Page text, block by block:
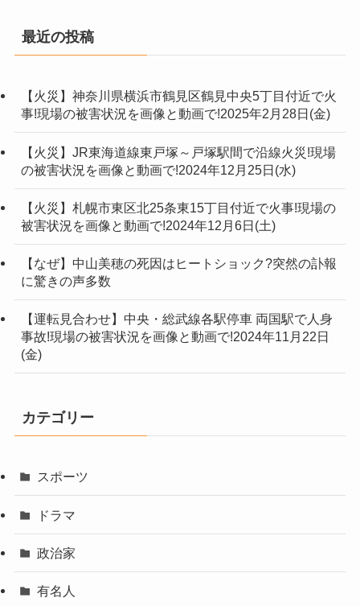
最近の投稿
【火災】神奈川県横浜市鶴見区鶴見中央5丁目付近で火
事!現場の被害状況を画像と動画で!2025年2月28日(金)
【火災】JR東海道線東戸塚～戸塚駅間で沿線火災!現場
の被害状況を画像と動画で!2024年12月25日(水)
【火災】札幌市東区北25条東15丁目付近で火事!現場の
被害状況を画像と動画で!2024年12月6日(土)
【なぜ】中山美穂の死因はヒートショック?突然の訃報
に驚きの声多数
【運転見合わせ】中央・総武線各駅停車 両国駅で人身
事故!現場の被害状況を画像と動画で!2024年11月22日
(金)
カテゴリー
スポーツ
ドラマ
政治家
有名人